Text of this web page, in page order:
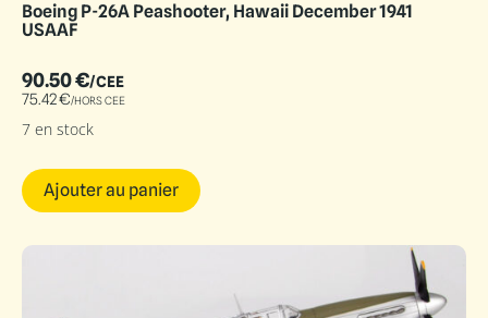
Boeing P-26A Peashooter, Hawaii December 1941
USAAF
90.50€/CEE
75.42€/HORS CEE
7 en stock
Ajouter au panier